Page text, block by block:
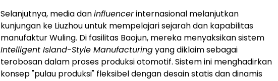
Selanjutnya, media daninfluencerinternasional melanjutkan
kunjungan ke Liuzhou untuk mempelajari sejarah dan kapabilitas
manufaktur Wuling. Di fasilitas Baojun, mereka menyaksikan sistem
Intelligent Island-Style Manufacturingyang diklaim sebagai
terobosan dalam proses produksi otomotif. Sistem ini menghadirkan
konsep "pulau produksi" fleksibel dengan desain statis dan dinamis